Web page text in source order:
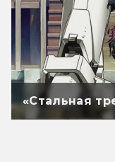
«Стальная